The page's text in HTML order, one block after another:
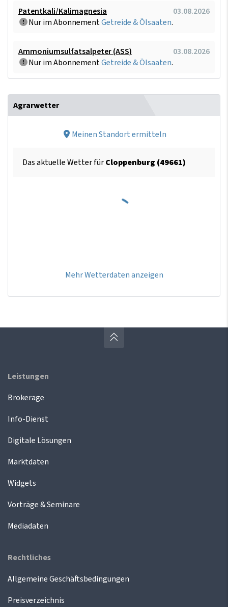
Patentkali/Kalimagnesia
03.08.2026
Nur im AbonnementGetreide & Ölsaaten.
Ammoniumsulfatsalpeter (ASS)
03.08.2026
Nur im AbonnementGetreide & Ölsaaten.
Agrarwetter
Meinen Standort ermitteln
Das aktuelle Wetter fürCloppenburg (49661)
Mehr Wetterdaten anzeigen
Leistungen
Brokerage
Info-Dienst
Digitale Lösungen
Marktdaten
Widgets
Vorträge & Seminare
Mediadaten
Rechtliches
Allgemeine Geschäftsbedingungen
Preisverzeichnis